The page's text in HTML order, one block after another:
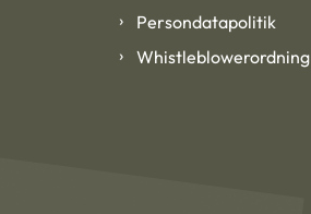
Persondatapolitik
Whistleblowerordning